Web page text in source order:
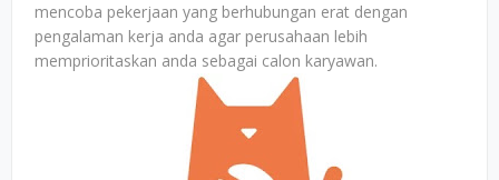
mencoba pekerjaan yang berhubungan erat dengan
pengalaman kerja anda agar perusahaan lebih
memprioritaskan anda sebagai calon karyawan.